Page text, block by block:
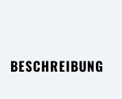
BESCHREIBUNG